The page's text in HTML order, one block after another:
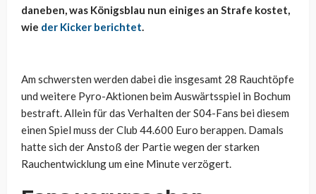
daneben, was Königsblau nun einiges an Strafe kostet,
wie der Kicker berichtet.
Am schwersten werden dabei die insgesamt 28 Rauchtöpfe
und weitere Pyro-Aktionen beim Auswärtsspiel in Bochum
bestraft. Allein für das Verhalten der S04-Fans bei diesem
einen Spiel muss der Club 44.600 Euro berappen. Damals
hatte sich der Anstoß der Partie wegen der starken
Rauchentwicklung um eine Minute verzögert.